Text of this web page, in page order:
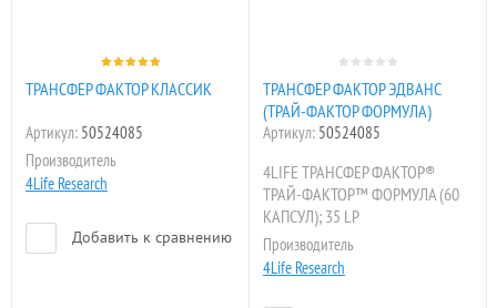
ТРАНСФЕР ФАКТОР КЛАССИК
Артикул: 50524085
Производитель
4Life Research
Добавить к сравнению
ТРАНСФЕР ФАКТОР ЭДВАНС
(ТРАЙ-ФАКТОР ФОРМУЛА)
Артикул: 50524085
4LIFE ТРАНСФЕР ФАКТОР®
ТРАЙ-ФАКТОР™ ФОРМУЛА (60
КАПСУЛ); 35 LP
Производитель
4Life Research